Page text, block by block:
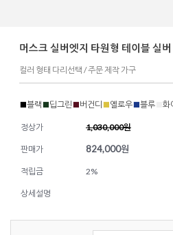
머스크 실버엣지 타원형 테이블 실
컬러 형태 다리선택 / 주문 제작 가구
■블랙■딥그린■버건디 ■옐로우■블루 화
정상가 1,030,000원
판매가 824,000원
적립금 2%
상세설명